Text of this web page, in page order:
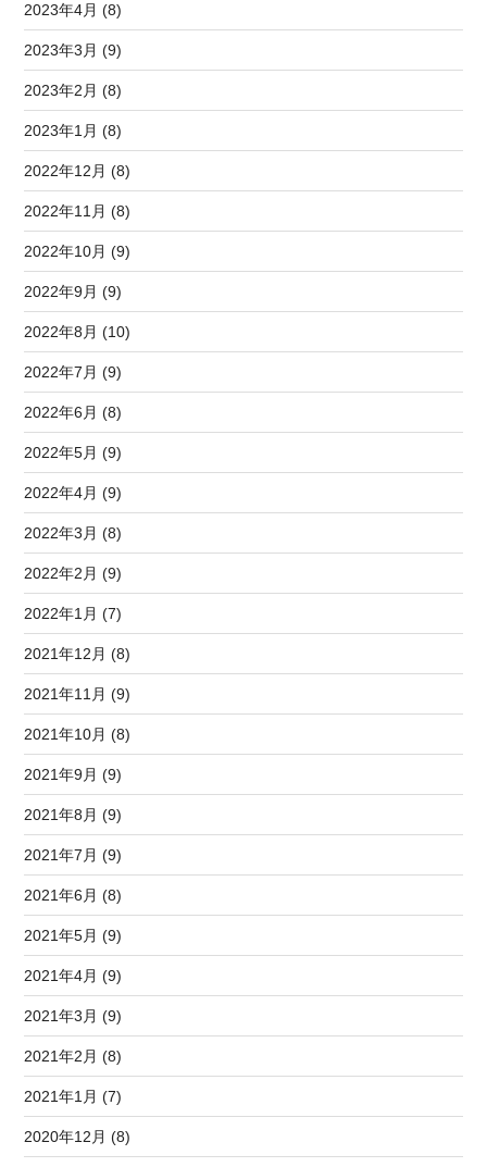
2023年4月 (8)
2023年3月 (9)
2023年2月 (8)
2023年1月 (8)
2022年12月 (8)
2022年11月 (8)
2022年10月 (9)
2022年9月 (9)
2022年8月 (10)
2022年7月 (9)
2022年6月 (8)
2022年5月 (9)
2022年4月 (9)
2022年3月 (8)
2022年2月 (9)
2022年1月 (7)
2021年12月 (8)
2021年11月 (9)
2021年10月 (8)
2021年9月 (9)
2021年8月 (9)
2021年7月 (9)
2021年6月 (8)
2021年5月 (9)
2021年4月 (9)
2021年3月 (9)
2021年2月 (8)
2021年1月 (7)
2020年12月 (8)